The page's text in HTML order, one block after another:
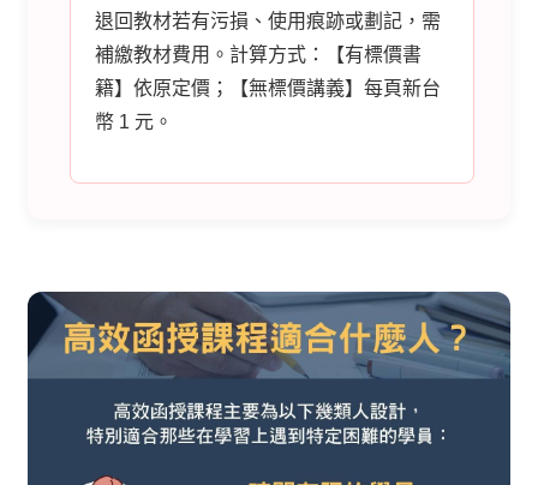
退回教材若有污損、使用痕跡或劃記，需
補繳教材費用。計算方式：【有標價書
籍】依原定價；【無標價講義】每頁新台
幣 1 元。